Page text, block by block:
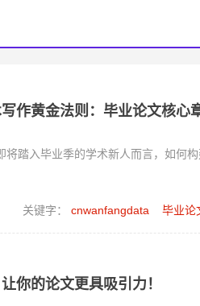
作黄金法则：毕业论文核心
将踏入毕业季的学术新人而言，如
关键字： cnwanfangdata 毕业论
你的论文更具吸引力！